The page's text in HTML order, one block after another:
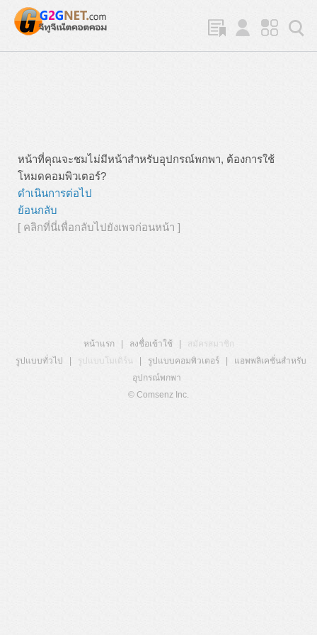
หน้าที่คุณจะชมไม่มีหน้าสำหรับอุปกรณ์พกพา, ต้องการใช้
โหมดคอมพิวเตอร์?
ดำเนินการต่อไป
ย้อนกลับ
[ คลิกที่นี่เพื่อกลับไปยังเพจก่อนหน้า ]
หน้าแรก ลงชื่อเข้าใช้
สมัครสมาชิก
รูปแบบทั่วไป
รูปแบบโมเดิร์น รูปแบบคอมพิวเตอร์
แอพพลิเคชั่นสำหรับ
อุปกรณ์พกพา
© Comsenz Inc.